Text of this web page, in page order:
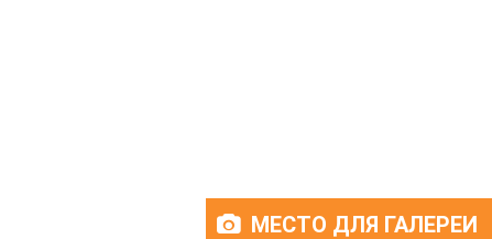
МЕСТО ДЛЯ ГАЛЕРЕИ